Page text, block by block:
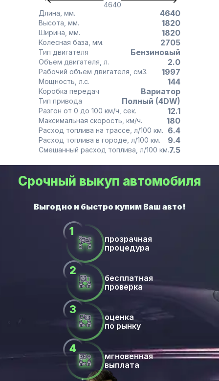
4640
Длина, мм. 4640
Высота, мм. 1820
Ширина, мм. 1820
Колесная база, мм. 2705
Тип двигателя Бензиновый
Объем двигателя, л. 2.0
Рабочий объем двигателя, см3. 1997
Мощность, л.с. 144
Коробка передач Вариатор
Тип привода Полный (4DW)
Разгон от 0 до 100 км/ч, сек. 12.1
Максимальная скорость, км/ч. 180
Расход топлива на трассе, л/100 км. 6.4
Расход топлива в городе, л/100 км. 9.4
Смешанный расход топлива, л/100 км.7.5
Срочный выкуп автомобиля
прозрачная
процедура
бесплатная
проверка
оценка
по рынку
мгновенная
выплата